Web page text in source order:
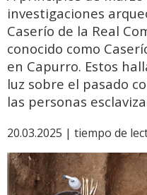
investigaciones
Caserío de la Real
conocido como
en Capurro. Estos
luz sobre el pasado
las personas
20.03.2025 | tiempo de